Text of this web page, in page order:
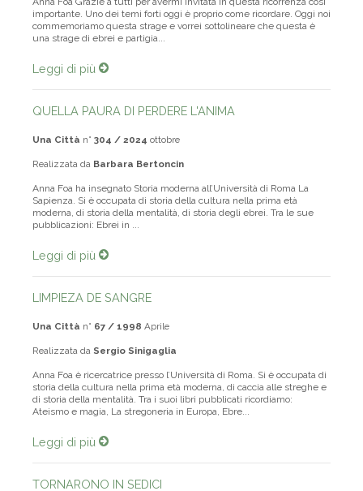
Anna Foa Grazie a tutti per avermi invitata in questa ricorrenza così
importante. Uno dei temi forti oggi è proprio come ricordare. Oggi noi
commemoriamo questa strage e vorrei sottolineare che questa è
una strage di ebrei e partigia...
Leggi di più
QUELLA PAURA DI PERDERE L'ANIMA
Una Città n° 304 / 2024 ottobre
Realizzata da Barbara Bertoncin
Anna Foa ha insegnato Storia moderna all’Università di Roma La
Sapienza. Si è occupata di storia della cultura nella prima età
moderna, di storia della mentalità, di storia degli ebrei. Tra le sue
pubblicazioni: Ebrei in ...
Leggi di più
LIMPIEZA DE SANGRE
Una Città n° 67 / 1998 Aprile
Realizzata da Sergio Sinigaglia
Anna Foa è ricercatrice presso l’Università di Roma. Si è occupata di
storia della cultura nella prima età moderna, di caccia alle streghe e
di storia della mentalità. Tra i suoi libri pubblicati ricordiamo:
Ateismo e magia, La stregoneria in Europa, Ebre...
Leggi di più